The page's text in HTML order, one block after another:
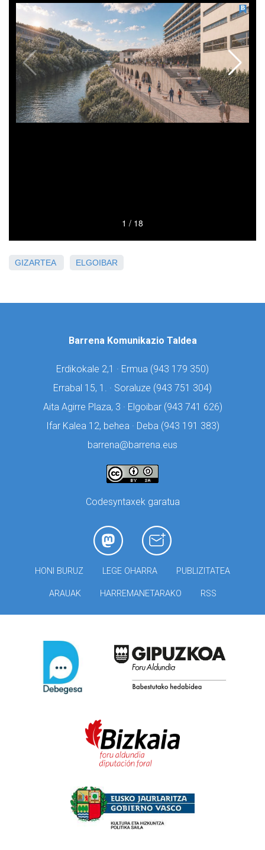
GIZARTEA ELGOIBAR
Barrena Komunikazio Taldea
Erdikokale 2,1 · Ermua (943 179 350)
Errabal 15, 1. · Soraluze (943 751 304)
Aita Agirre Plaza, 3 · Elgoibar (943 741 626)
Ifar Kalea 12, behea · Deba (943 191 383)
barrena@barrena.eus
Codesyntaxek garatua
HONI BURUZ LEGE OHARRA PUBLIZITATEA
ARAUAK HARREMANETARAKO RSS